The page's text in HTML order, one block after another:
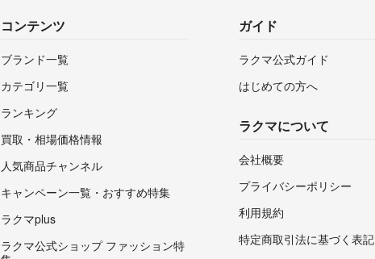
コンテンツ
ブランド一覧
カテゴリ一覧
ランキング
買取・相場価格情報
人気商品チャンネル
キャンペーン一覧・おすすめ特集
ラクマplus
ラクマ公式ショップ ファッション特
ガイド
ラクマ公式ガイド
はじめての方へ
ラクマについて
会社概要
プライバシーポリシー
利用規約
特定商取引法に基づく表記